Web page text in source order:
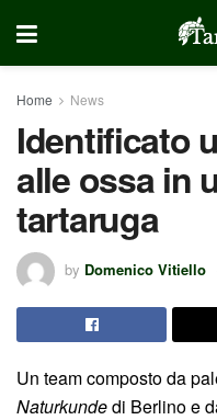
Home News
Identificato
alle ossa in
tartaruga
by Domenico Vitiello
Un team composto da
Naturkundedi Berlino e